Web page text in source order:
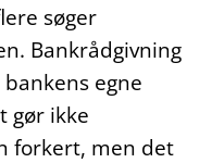
søger
Bankrådgivning
egne
gør ikke
forkert, men det